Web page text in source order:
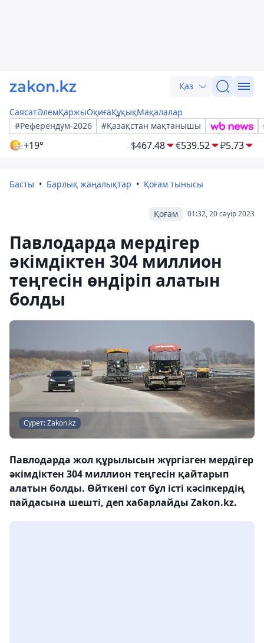
Қаз
СаясатӘлемҚаржыОқиғаҚұқықМақалалар
#Референдум-2026
#Қазақстан мақтанышы
+19° $467.48 €539.52 ₽5.73
Басты Барлық жаңалықтар Қоғам тынысы
01:32, 20 сәуір 2023
Қоғам
Павлодарда мердігер
әкімдіктен 304 миллион
теңгесін өндіріп алатын
болды
Сурет: Zakon.kz
Павлодарда жол құрылысын жүргізген мердігер
әкімдіктен 304 миллион теңгесін қайтарып
алатын болды. Өйткені сот бұл істі кәсіпкердің
пайдасына шешті, деп хабарлайды Zakon.kz.